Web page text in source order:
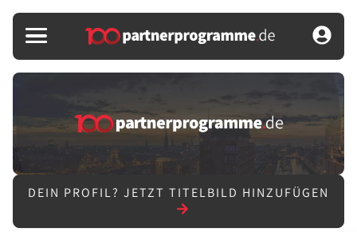
DEIN PROFIL? JETZT TITELBILD HINZUFÜGEN